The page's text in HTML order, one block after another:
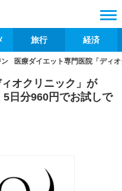
旅行 経済
ン 医療ダイエット専門医院「ディ
オクリニック」が
5日分960円でお試しで